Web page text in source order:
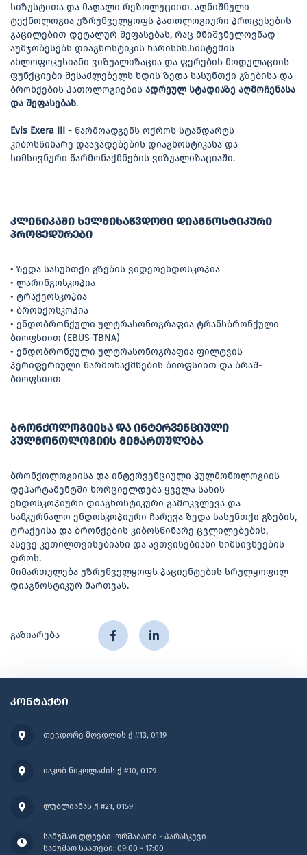
სიზუსტითა და მაღალი რეზოლუციით. აღნიშნული
ტექნოლოგია უზრუნველყოფს პათოლოგიური პროცესების
გაცილებით დეტალურ შეფასებას, რაც მნიშვნელოვნად
აუმჯობესებს დიაგნოსტიკის ხარისხს.სისტემის
ახლოფოკუსიანი ვიზუალიზაცია და ფერების მოდულაციის
ფუნქციები შესაძლებელს ხდის ზედა სასუნთქი გზებისა და
ბრონქების პათოლოგიების ადრეულ სტადიაზე აღმოჩენასა
და შეფასებას.
Evis Exera III - წარმოადგენს ოქროს სტანდარტს
კიბოსწინარე დაავადებების დიაგნოსტიკასა და
სიმსივნური წარმონაქმნების ვიზუალიზაციაში.
კლინიკაში ხელმისაწვდომი დიაგნოსტიკური
პროცედურები
• ზედა სასუნთქი გზების ვიდეოენდოსკოპია
• ლარინგოსკოპია
• ტრაქეოსკოპია
• ბრონქოსკოპია
• ენდობრონქული ულტრასონოგრაფია ტრანსბრონქული
ბიოფსიით (EBUS-TBNA)
• ენდობრონქული ულტრასონოგრაფია ფილტვის
პერიფერიული წარმონაქმნების ბიოფსიით და ბრაშ-
ბიოფსიით
ბრონქოლოგიისა და ინტერვენციული
პულმონოლოგიის მიმართულება
ბრონქოლოგიისა და ინტერვენციული პულმონოლოგიის
დეპარტამენტში ხორციელდება ყველა სახის
ენდოსკოპიური დიაგნოსტიკური გამოკვლევა და
სამკურნალო ენდოსკოპიური ჩარევა ზედა სასუნთქი გზების,
ტრაქეისა და ბრონქების კიბოსწინარე ცვლილებების,
ასევე კეთილთვისებიანი და ავთვისებიანი სიმსივნეების
დროს.
მიმართულება უზრუნველყოფს პაციენტების სრულყოფილ
დიაგნოსტიკურ მართვას.
გაზიარება
კონტაქტი
თევდორე მღვდლის ქ #13, 0119
სამუშაო დღეები: ორშაბათი - პარასკევი
სამუშაო საათები: 09:00 - 17:00
იაკობ ნიკოლაძის ქ #10, 0179
ლუბლიანას ქ #21, 0159